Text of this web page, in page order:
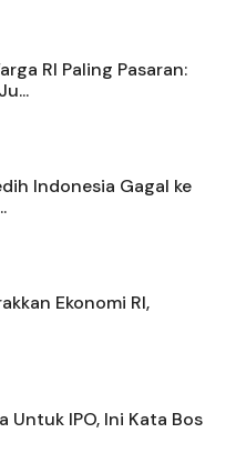
RI Paling Pasaran:
Indonesia Gagal ke
Ekonomi RI,
Untuk IPO, Ini Kata Bos